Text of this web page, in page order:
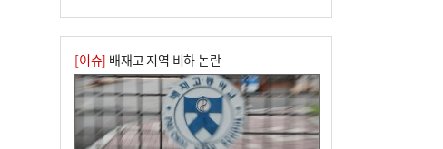
[이슈] 배재고 지역 비하 논란